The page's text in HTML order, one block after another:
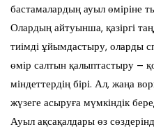
бастамалардың ауыл өміріне
Олардың айтуынша, қазіргі
тиімді ұйымдастыру, оларды
өмір салтын қалыптастыру –
міндеттердің бірі. Ал, жаңа
жүзеге асыруға мүмкіндік
Ауыл ақсақалдары өз